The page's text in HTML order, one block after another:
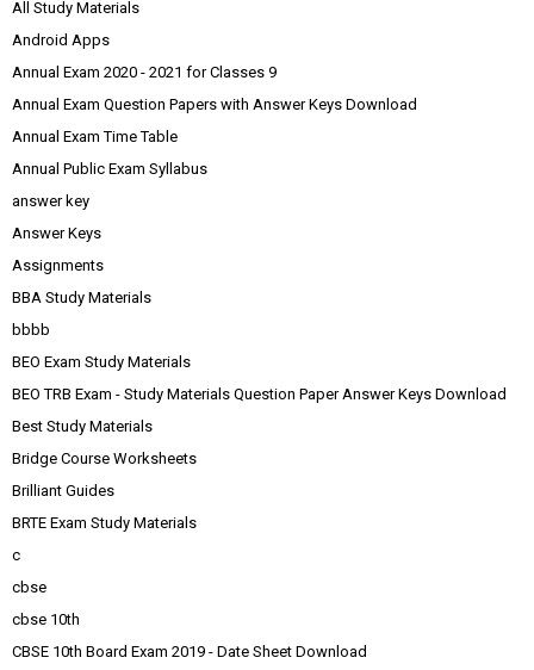
All Study Materials
Android Apps
Annual Exam 2020 - 2021 for Classes 9
Annual Exam Question Papers with Answer Keys Download
Annual Exam Time Table
Annual Public Exam Syllabus
answer key
Answer Keys
Assignments
BBA Study Materials
bbbb
BEO Exam Study Materials
BEO TRB Exam - Study Materials Question Paper Answer Keys Download
Best Study Materials
Bridge Course Worksheets
Brilliant Guides
BRTE Exam Study Materials
c
cbse
cbse 10th
CBSE 10th Board Exam 2019 - Date Sheet Download